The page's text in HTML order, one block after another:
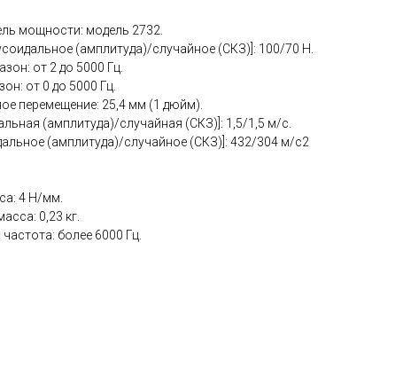
мощности: модель 2732.
(амплитуда)/случайное (СКЗ)]: 100/70 Н.
от 2 до 5000 Гц.
от 0 до 5000 Гц.
перемещение: 25,4 мм (1 дюйм).
(амплитуда)/случайная (СКЗ)]: 1,5/1,5 м/с.
(амплитуда)/случайное (СКЗ)]: 432/304 м/с2
4 Н/мм.
0,23 кг.
более 6000 Гц.